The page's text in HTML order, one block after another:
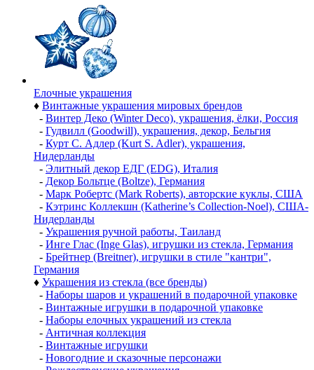
Елочные украшения
♦ Винтажные украшения мировых брендов
- Винтер Деко (Winter Deco), украшения, ёлки, Россия
- Гудвилл (Goodwill), украшения, декор, Бельгия
- Курт С. Адлер (Kurt S. Adler), украшения,
Нидерланды
- Элитный декор ЕДГ (EDG), Италия
- Декор Больтце (Boltze), Германия
- Марк Робертс (Mark Roberts), авторские куклы, США
- Кэтринс Коллекшн (Katherine’s Collection-Noel), США-
Нидерланды
- Украшения ручной работы, Таиланд
- Инге Глас (Inge Glas), игрушки из стекла, Германия
- Брейтнер (Breitner), игрушки в стиле "кантри",
Германия
♦ Украшения из стекла (все бренды)
- Наборы шаров и украшений в подарочной упаковке
- Винтажные игрушки в подарочной упаковке
- Наборы елочных украшений из стекла
- Античная коллекция
- Винтажные игрушки
- Новогодние и сказочные персонажи